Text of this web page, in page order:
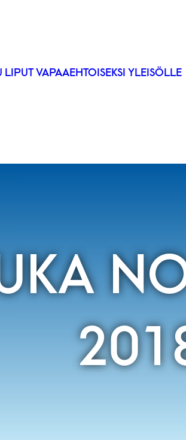
LIPUT VAPAAEHTOISEKSI YLEISÖLLE